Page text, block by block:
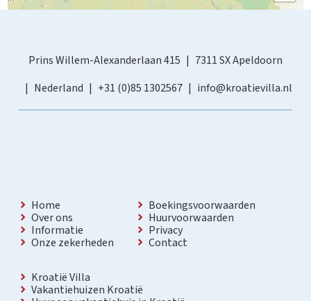
Prins Willem-Alexanderlaan 415
7311 SX Apeldoorn
Nederland
+31 (0)85 1302567 info@kroatievilla.nl
Home
Over ons
Informatie
Onze zekerheden
Boekingsvoorwaarden
Huurvoorwaarden
Privacy
Contact
Kroatië Villa
Vakantiehuizen Kroatië